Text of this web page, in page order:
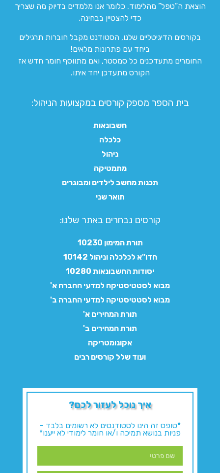
הוצאת ה”טפל” מהלימוד. כלומר אנו מלמדים בדיוק מה שצריך
כדי להצטיין בבחינה.
בקורסים הדיגיטליים שלנו, הסטודנט מקבל חוברות תרגילים
ביחד עם פתרונות מלאים!
החומרים מתעדכנים כל סמסטר, ואם מתווסף חומר חדש אז
הקורס מתעדכן יחד איתו.
בית הספר מספק קורסים במקצועות הניהול:
חשבונאות
כלכלה
ניהול
מתמטיקה
תכנות מחשב לילדים ומבוגרים
תואר שני
קורסים נבחרים באתר שלנו:​
תורת המימון 10230
חדו"א לכלכלה וניהול 10142
יסודות החשבונאות 10280
מבוא לסטטיסטיקה למדעי החברה א'
מבוא לסטטיסטיקה למדעי החברה ב'
תורת המחירים א'
תורת המחירים ב'
אקונומטריקה
ועוד שלל קורסים רבים
איך נוכל לעזור לכם?
*טופס זה הינו לסטודנטים לא רשומים בלבד –
פניות בנושא תמיכה ו/או חומר לימודי לא ייענו*